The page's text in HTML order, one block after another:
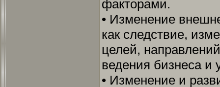
факторами.
• Изменение
как следствие,
целей,
ведения бизнеса и
• Изменение и